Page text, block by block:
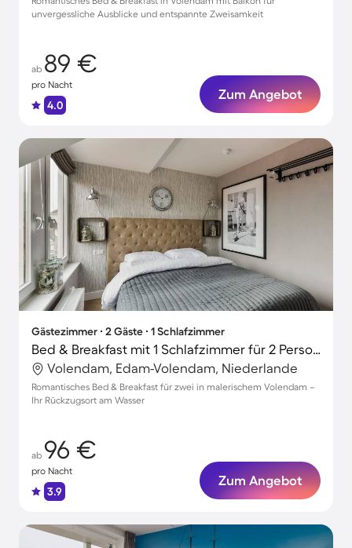
unvergessliche Ausblicke und entspannte Zweisamkeit
ab 89 €
pro Nacht
4.0
Zum Angebot
Gästezimmer ∙ 2 Gäste ∙ 1 Schlafzimmer
Bed & Breakfast mit 1 Schlafzimmer für 2 Personen
Volendam, Edam-Volendam, Niederlande
Romantisches Bed & Breakfast für zwei in malerischem Volendam –
Ihr Rückzugsort am Wasser
ab 96 €
pro Nacht
3.9
Zum Angebot